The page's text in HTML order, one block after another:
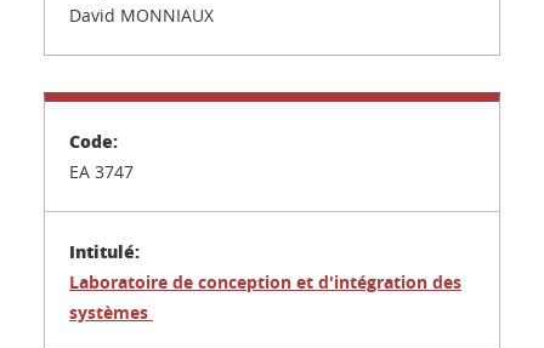
David MONNIAUX
EA 3747
Laboratoire de conception et d'intégration des
systèmes